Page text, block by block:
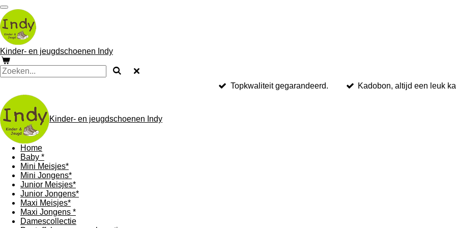
Ga
direct
naar
de
hoofdinhoud
Kinder- en jeugdschoenen Indy
Topkwaliteit gegarandeerd. Kadobon, altijd een leuk
Kinder- en jeugdschoenen Indy
Home
Baby *
Mini Meisjes*
Mini Jongens*
Junior Meisjes*
Junior Jongens*
Maxi Meisjes*
Maxi Jongens *
Damescollectie